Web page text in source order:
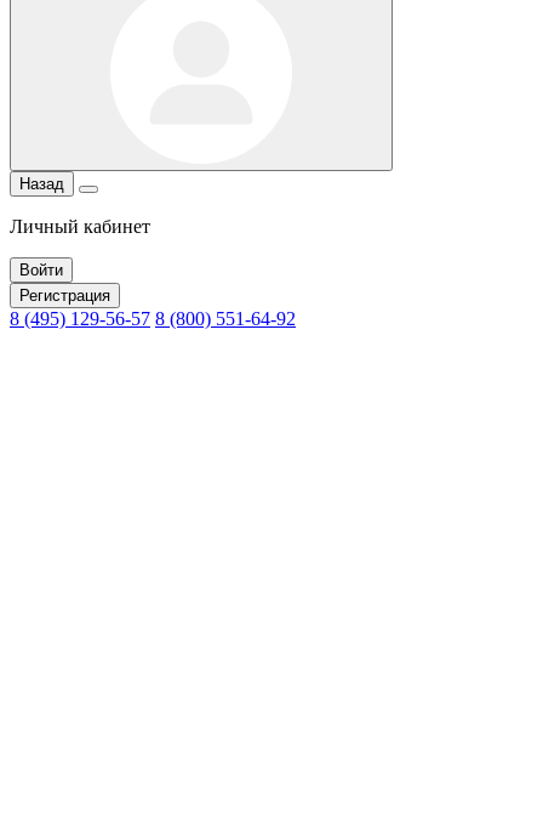
Назад
Личный кабинет
Войти
Регистрация
8 (495) 129-56-57 8 (800) 551-64-92